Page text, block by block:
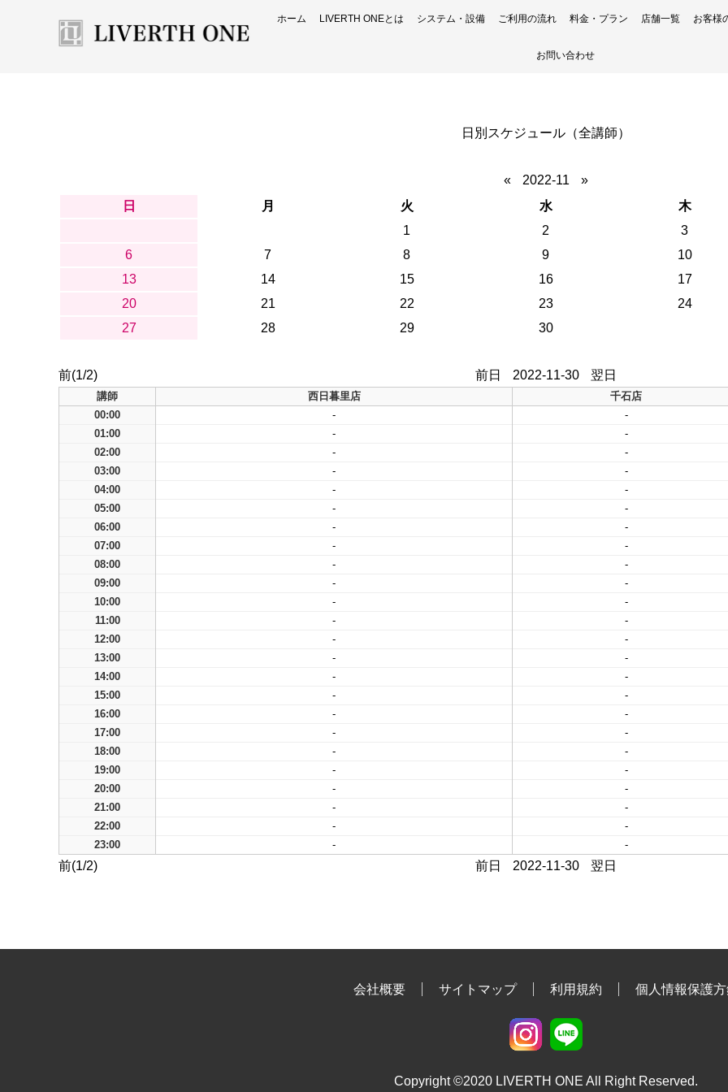
ホーム LIVERTH ONEとは システム・設備 ご利用の流れ 料金・プラン 店舗一覧 お客様
お問い合わせ
日別スケジュール（全講師）
« 2022-11 »
日 月 火 水 木
1
2 3
6
7 8 9 10
13
14 15 16 17
20
21 22 23 24
27
28 29 30
前(1/2) 前日 2022-11-30 翌日
講師 西日暮里店 千石店
00:00
- -
01:00
- -
02:00
- -
03:00
- -
04:00
- -
05:00
- -
06:00
- -
07:00
- -
08:00
- -
09:00
- -
10:00
- -
11:00
- -
12:00
- -
13:00
- -
14:00
- -
15:00
- -
16:00
- -
17:00
- -
18:00
- -
19:00
- -
20:00
- -
21:00
- -
22:00
- -
23:00
- -
前(1/2) 前日 2022-11-30 翌日
会社概要 サイトマップ 利用規約 個人情報保護
Copyright ©2020 LIVERTH ONE All Right Reserved.